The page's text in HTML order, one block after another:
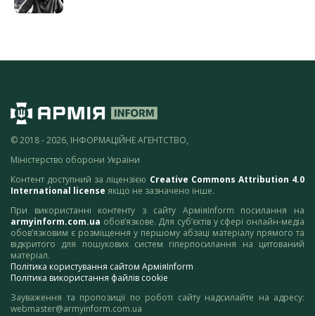
© 2018 - 2026, ІНФОРМАЦІЙНЕ АГЕНТСТВО,
Міністерство оборони України
Контент доступний за ліцензією Creative Commons Attribution 4.0
International license якщо не зазначено інше.
При використанні контенту з сайту АрміяInform посилання на
armyinform.com.ua обов’язкове. Для суб’єктів у сфері онлайн-медіа
обов’язковим є розміщення у першому абзаці матеріалу прямого та
відкритого для пошукових систем гіперпосилання на цитований
матеріал.
Політика користування сайтом АрміяInform
Політика використання файлів cookie
Зауваження та пропозиції по роботі сайту надсилайте на адресу:
webmaster@armyinform.com.ua